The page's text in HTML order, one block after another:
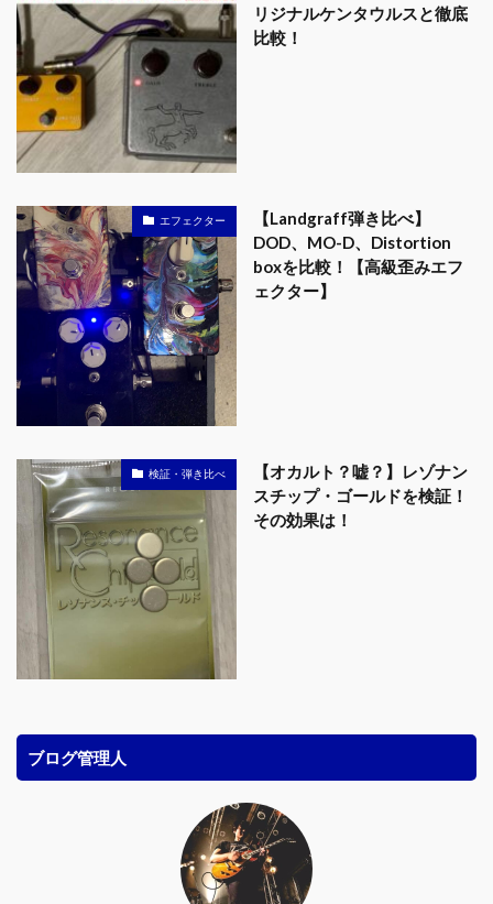
リジナルケンタウルスと徹底
比較！
エフェクター
【Landgraff弾き比べ】
DOD、MO-D、Distortion
boxを比較！【高級歪みエフ
ェクター】
検証・弾き比べ
【オカルト？嘘？】レゾナン
スチップ・ゴールドを検証！
その効果は！
ブログ管理人